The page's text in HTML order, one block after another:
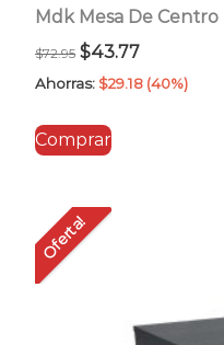
Mdk Mesa De
$72.95 El
precio
era:
$43.77El
precio
Ahorras: $29.18 (40%)
Comprar
Oferta!